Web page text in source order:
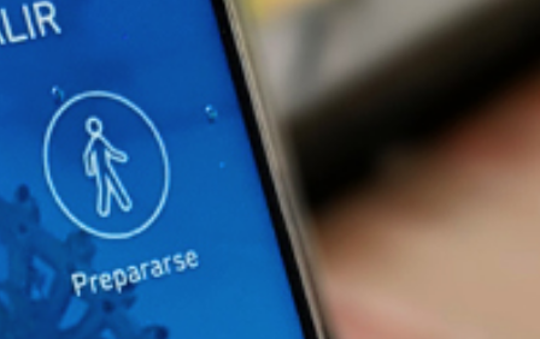
Dirección de correo electrónico*
Nombre
Apellidos
Número de teléfono